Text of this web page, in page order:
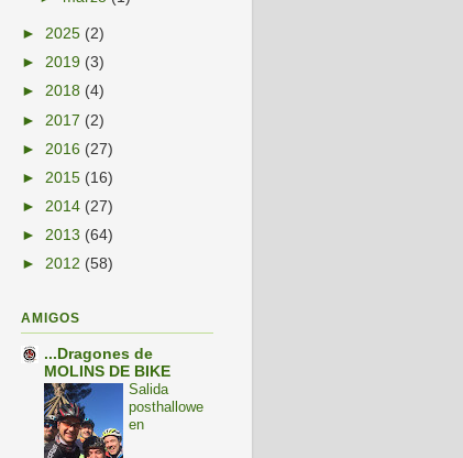
► 2025 (2)
► 2019 (3)
► 2018 (4)
► 2017 (2)
► 2016 (27)
► 2015 (16)
► 2014 (27)
► 2013 (64)
► 2012 (58)
AMIGOS
...Dragones de
MOLINS DE BIKE
Salida
posthallowe
en